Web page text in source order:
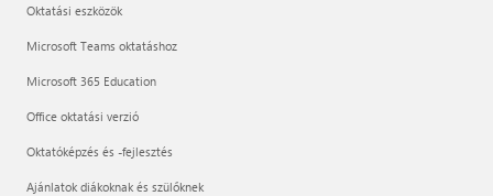
Oktatási eszközök
Microsoft Teams oktatáshoz
Microsoft 365 Education
Office oktatási verzió
Oktatóképzés és -fejlesztés
Ajánlatok diákoknak és szülőknek